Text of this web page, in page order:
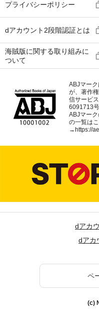
プライバシーポリシー
dアカウント2段階認証とは
海賊版に関する取り組みに
ついて
ABJマー
が、著作
信サービ
6091713号
ABJマー
の一覧は
→ https://
dアカ
dアカ
ペ
(c)